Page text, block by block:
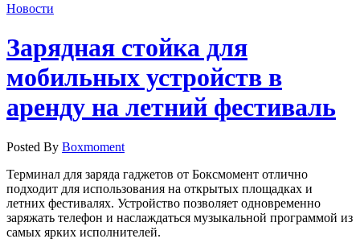
Новости
Зарядная стойка для
мобильных устройств в
аренду на летний фестиваль
Posted By Boxmoment
Терминал для заряда гаджетов от Боксмомент отлично
подходит для использования на открытых площадках и
летних фестивалях. Устройство позволяет одновременно
заряжать телефон и наслаждаться музыкальной программой из
самых ярких исполнителей.